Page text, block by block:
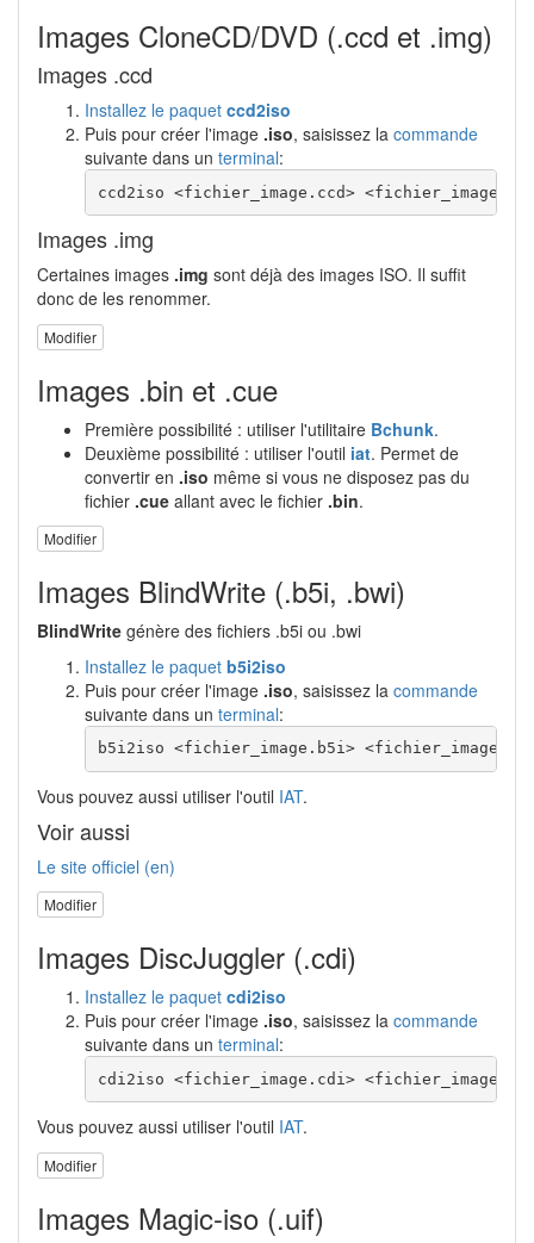
Images CloneCD/DVD (.ccd et .img)
Images .ccd
Installez le paquet ccd2iso
Puis pour créer l'image .iso, saisissez la commande
suivante dans un terminal:
ccd2iso <fichier_image.ccd>
Images .img
Certaines images .img sont déjà des images ISO. Il suffit
donc de les renommer.
Modifier
Images .bin et .cue
Première possibilité : utiliser l'utilitaire Bchunk.
Deuxième possibilité : utiliser l'outil iat. Permet de
convertir en .iso même si vous ne disposez pas du
fichier .cue allant avec le fichier .bin.
Modifier
Images BlindWrite (.b5i, .bwi)
BlindWrite génère des fichiers .b5i ou .bwi
Installez le paquet b5i2iso
Puis pour créer l'image .iso, saisissez la commande
suivante dans un terminal:
b5i2iso <fichier_image.b5i>
Vous pouvez aussi utiliser l'outil IAT.
Voir aussi
Le site officiel (en)
Modifier
Images DiscJuggler (.cdi)
Installez le paquet cdi2iso
Puis pour créer l'image .iso, saisissez la commande
suivante dans un terminal:
cdi2iso <fichier_image.cdi>
Vous pouvez aussi utiliser l'outil IAT.
Modifier
Images Magic-iso (.uif)